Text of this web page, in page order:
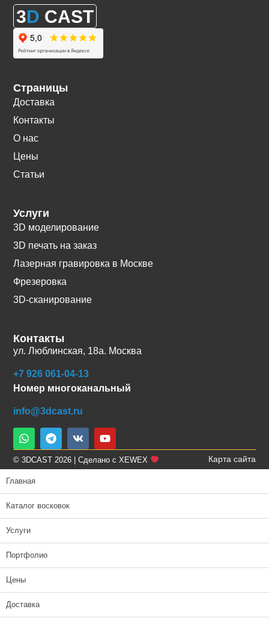
3D CAST
Страницы
Доставка
Контакты
О нас
Цены
Статьи
Услуги
3D моделирование
3D печать на заказ
Лазерная гравировка в Москве
Фрезеровка
3D-сканирование
Контакты
ул. Люблинская, 18а. Москва
+7 926 061-04-13
Номер многоканальный
info@3dcast.ru
© 3DCAST 2026 | Сделано с XEWEX Карта сайта
Главная
Каталог восковок
Услуги
Портфолио
Цены
Доставка